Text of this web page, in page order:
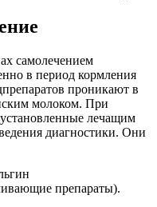
самолечением
в период кормления
проникают в
молоком. При
лечащим
диагностики. Они
препараты).